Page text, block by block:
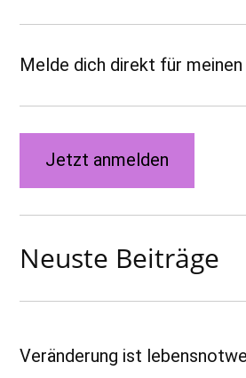
Melde dich direkt für
Jetzt anmelden
Neuste Beiträge
Veränderung ist